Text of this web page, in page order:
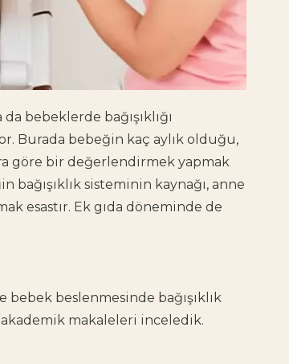
da bebeklerde bağışıklığı
Burada bebeğin kaç aylık olduğu,
göre bir değerlendirmek yapmak
bağışıklık sisteminin kaynağı, anne
esastır. Ek gıda döneminde de
bebek beslenmesinde bağışıklık
akademik makaleleri inceledik.